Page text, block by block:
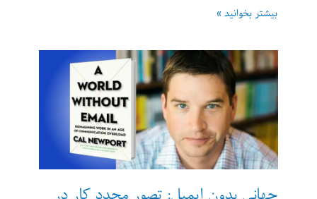
دغدغه
«مبارزه
با
فساد
و
ایجاد
شفافیت
اداری
در
گرجستان»
بیشتر بخوانید »